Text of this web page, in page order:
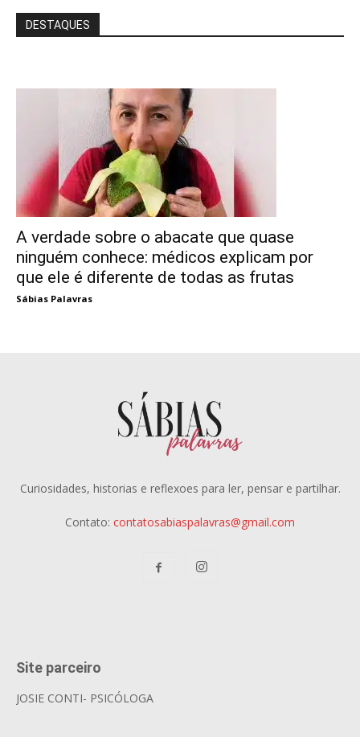
DESTAQUES
A verdade sobre o abacate que quase
ninguém conhece: médicos explicam por
que ele é diferente de todas as frutas
Sábias Palavras
Curiosidades, historias e reflexoes para ler, pensar e partilhar.
Contato: contatosabiaspalavras@gmail.com
Site parceiro
JOSIE CONTI- PSICÓLOGA